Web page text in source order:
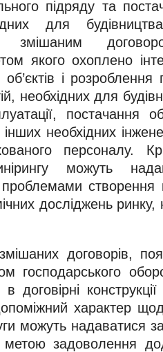
підряду та
для
змішаним
якого охоплено
і розроблення
необхідних для
постачання
необхідних
персоналу.
можуть
створення
досліджень
договорів,
господарського
договірні
характер
можуть надаватися
метою задоволення